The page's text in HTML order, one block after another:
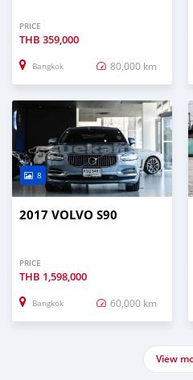
PRICE
THB 359,000
Bangkok 80,000 km
8
2017 VOLVO S90
PRICE
THB 1,598,000
Bangkok 60,000 km
View